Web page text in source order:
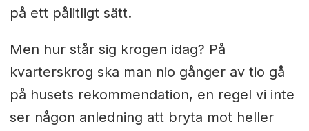
på ett pålitligt sätt.
Men hur står sig krogen idag? På
kvarterskrog ska man nio gånger av tio gå
på husets rekommendation, en regel vi inte
ser någon anledning att bryta mot heller